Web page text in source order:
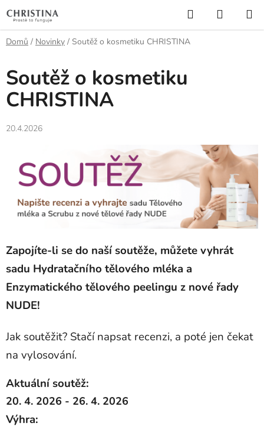
na
obsah
Hledat
KOŠÍK
Domů / Novinky / Soutěž o kosmetiku CHRISTINA
Soutěž o kosmetiku
CHRISTINA
20.4.2026
Zapojíte-li se do naší soutěže, můžete vyhrát
sadu Hydratačního tělového mléka a
Enzymatického tělového peelingu z nové řady
NUDE!
Jak soutěžit? Stačí napsat recenzi, a poté jen čekat
na vylosování.
Aktuální soutěž:
20. 4. 2026 - 26. 4. 2026
Výhra: